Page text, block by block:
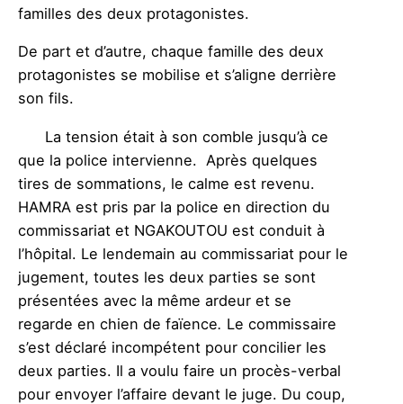
familles des deux protagonistes.
De part et d’autre, chaque famille des deux
protagonistes se mobilise et s’aligne derrière
son fils.
La tension était à son comble jusqu’à ce
que la police intervienne. Après quelques
tires de sommations, le calme est revenu.
HAMRA est pris par la police en direction du
commissariat et NGAKOUTOU est conduit à
l’hôpital. Le lendemain au commissariat pour le
jugement, toutes les deux parties se sont
présentées avec la même ardeur et se
regarde en chien de faïence. Le commissaire
s’est déclaré incompétent pour concilier les
deux parties. Il a voulu faire un procès-verbal
pour envoyer l’affaire devant le juge. Du coup,